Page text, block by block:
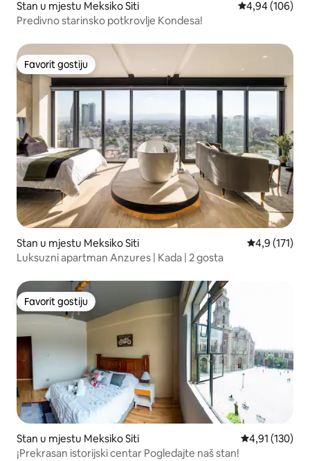
Stan u mjestu Meksiko Siti prosječna
4,94 (106)
Predivno starinsko potkrovlje Kondesa!
Favorit gostiju
Favorit gostiju
Stan u mjestu Meksiko Siti prosječna
4,9 (171)
Luksuzni apartman Anzures | Kada | 2 gosta
Favorit gostiju
Favorit gostiju
Stan u mjestu Meksiko Siti prosječna
4,91 (130)
¡Prekrasan istorijski centar Pogledajte naš stan!